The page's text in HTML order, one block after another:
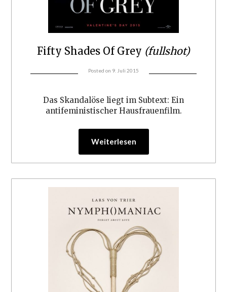
Fifty Shades Of Grey (fullshot)
Posted on 9. Juli 2015
Das Skandalöse liegt im Subtext: Ein
antifeministischer Hausfrauenfilm.
Weiterlesen